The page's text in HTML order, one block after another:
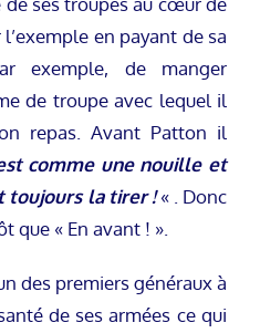
en payant de sa
exemple, de manger
de troupe avec lequel il
repas. Avant Patton il
comme une nouille et
toujours la tirer !« . Donc
que « En avant ! ».
des premiers généraux à
de ses armées ce qui